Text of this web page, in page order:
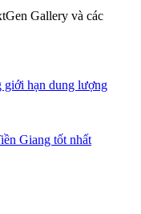
Gallery và các
giới hạn dung lượng
Giang tốt nhất